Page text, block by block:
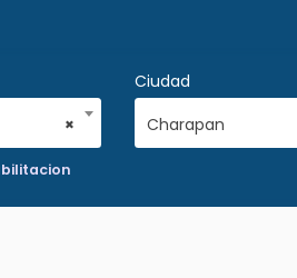
×
Ciudad
Charapan